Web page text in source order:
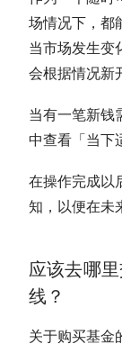
场情况下，都
当市场发生变
会根据情况新
当有一笔新钱
中查看「当下
在操作完成以
知，以便在未
应该去哪
线？
关于购买基金